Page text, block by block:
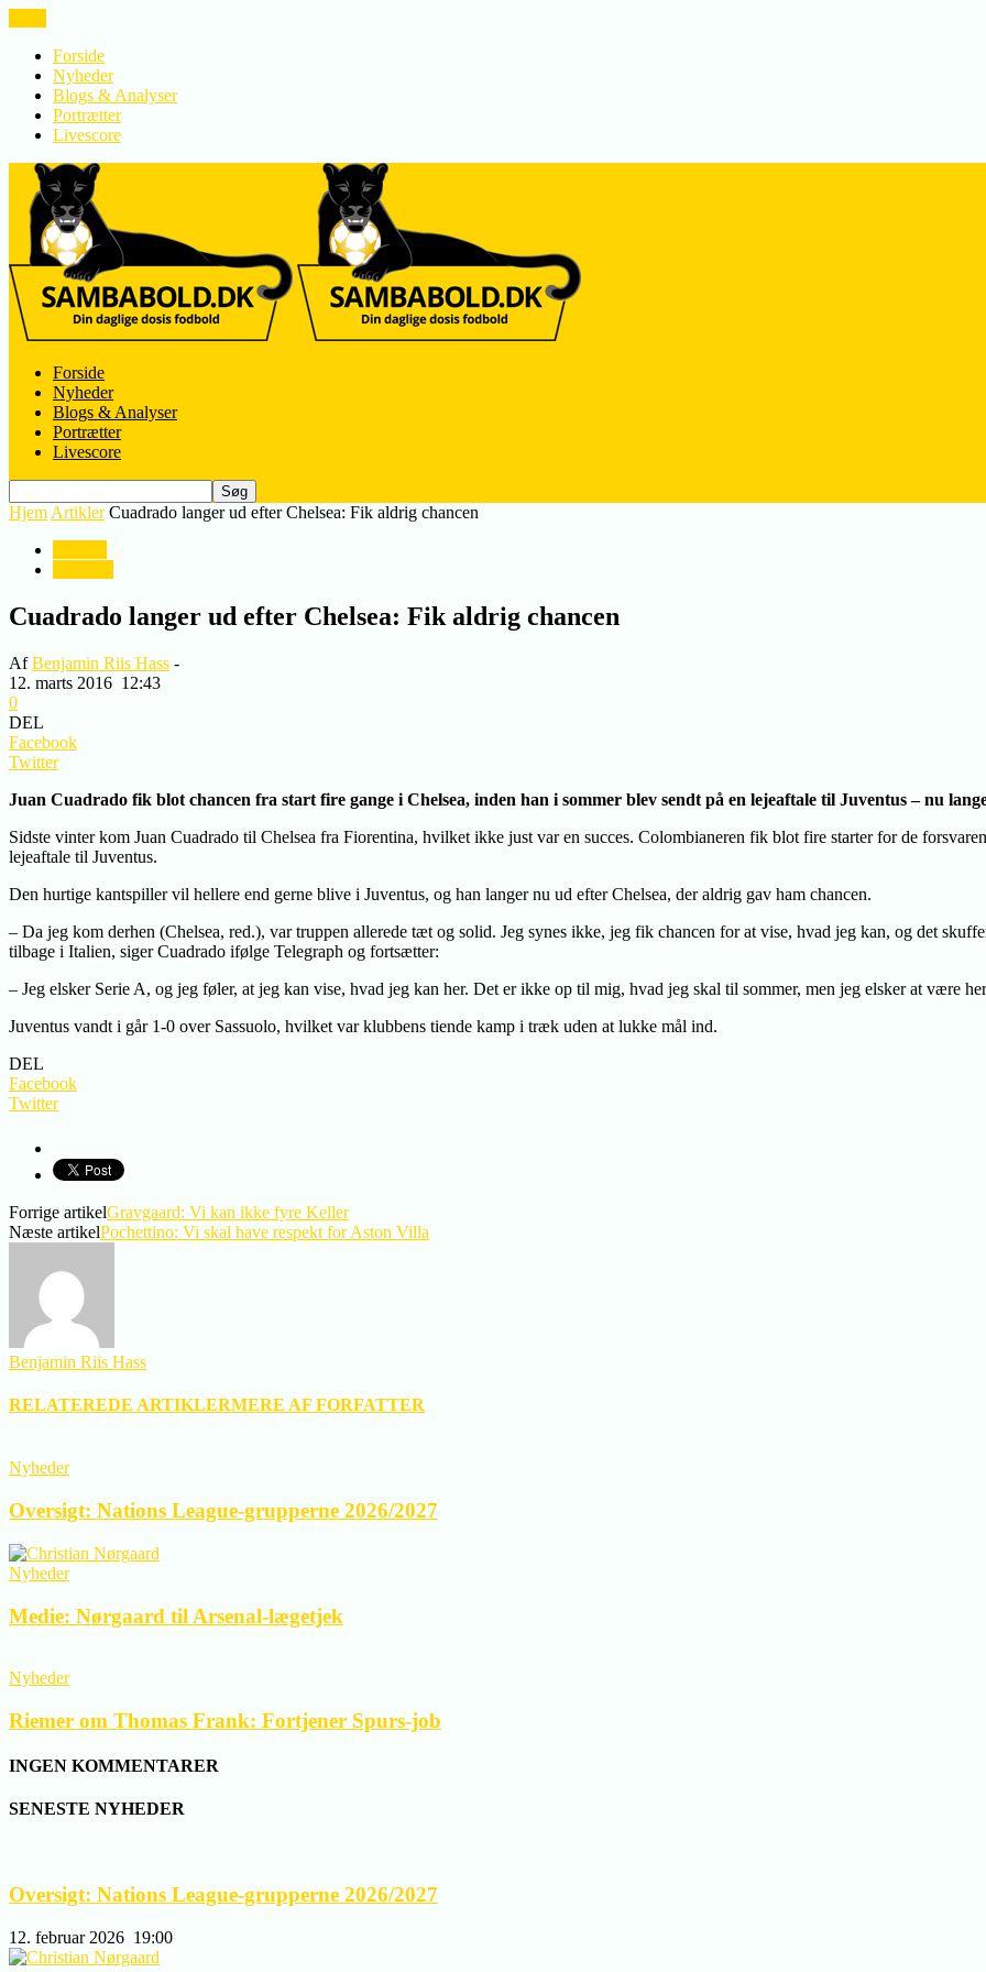
Forside
Nyheder
Blogs & Analyser
Portrætter
Livescore
Forside
Nyheder
Blogs & Analyser
Portrætter
Livescore
Hjem Artikler Cuadrado langer ud efter Chelsea: Fik aldrig chancen
Cuadrado langer ud efter Chelsea: Fik aldrig chancen
AfBenjamin Riis Hass -
12. marts 2016 12:43
0
DEL
Facebook
Twitter
Juan Cuadrado fik blot chancen fra start fire gange i Chelsea, inden han i sommer blev sendt på en lejeaftale til Juventus – nu
Sidste vinter kom Juan Cuadrado til Chelsea fra Fiorentina, hvilket ikke just var en succes. Colombianeren fik blot fire starter for de
lejeaftale til Juventus.
Den hurtige kantspiller vil hellere end gerne blive i Juventus, og han langer nu ud efter Chelsea, der aldrig gav ham chancen.
– Da jeg kom derhen (Chelsea, red.), var truppen allerede tæt og solid. Jeg synes ikke, jeg fik chancen for at vise, hvad jeg kan, og det
tilbage i Italien, siger Cuadrado ifølge Telegraph og fortsætter:
– Jeg elsker Serie A, og jeg føler, at jeg kan vise, hvad jeg kan her. Det er ikke op til mig, hvad jeg skal til sommer, men jeg elsker at være
Juventus vandt i går 1-0 over Sassuolo, hvilket var klubbens tiende kamp i træk uden at lukke mål ind.
DEL
Facebook
Twitter
Forrige artikelGravgaard: Vi kan ikke fyre Keller
Næste artikelPochettino: Vi skal have respekt for Aston Villa
Benjamin Riis Hass
RELATEREDE ARTIKLERMERE AF FORFATTER
Nyheder
Oversigt: Nations League-grupperne 2026/2027
Nyheder
Medie: Nørgaard til Arsenal-lægetjek
Nyheder
Riemer om Thomas Frank: Fortjener Spurs-job
INGEN KOMMENTARER
SENESTE NYHEDER
Oversigt: Nations League-grupperne 2026/2027
12. februar 2026 19:00